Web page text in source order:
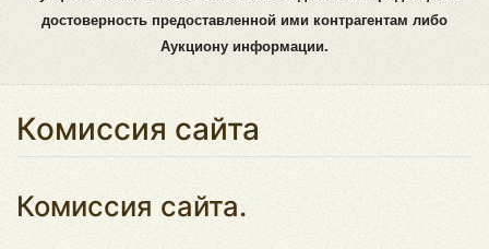
достоверность предоставленной ими контрагентам либо
Аукциону информации.
Комиссия сайта
Комиссия сайта.